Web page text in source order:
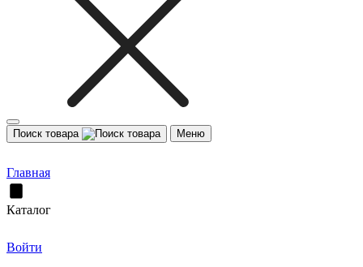
Поиск товара Меню
Главная
Каталог
Войти